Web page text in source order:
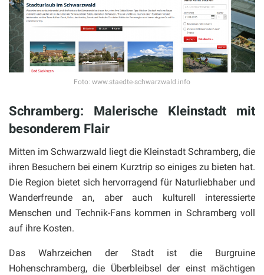
Foto: www.staedte-schwarzwald.info
Schramberg: Malerische Kleinstadt mit
besonderem Flair
Mitten im Schwarzwald liegt die Kleinstadt Schramberg, die
ihren Besuchern bei einem Kurztrip so einiges zu bieten hat.
Die Region bietet sich hervorragend für Naturliebhaber und
Wanderfreunde an, aber auch kulturell interessierte
Menschen und Technik-Fans kommen in Schramberg voll
auf ihre Kosten.
Das Wahrzeichen der Stadt ist die Burgruine
Hohenschramberg, die Überbleibsel der einst mächtigen